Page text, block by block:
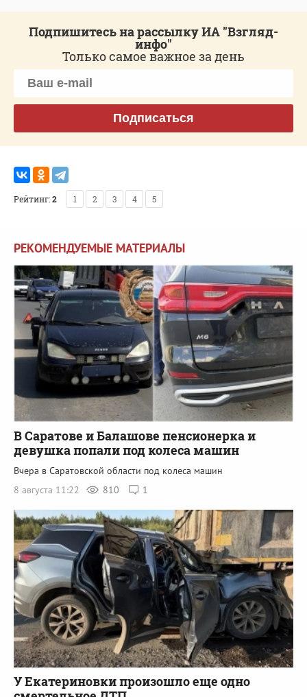
Подпишитесь на рассылку ИА "Взгляд-
инфо"
Только самое важное за день
Подписаться
Рейтинг:2 1 2 3 4 5
РЕКОМЕНДУЕМЫЕ МАТЕРИАЛЫ
В Саратове и Балашове пенсионерка и
девушка попали под колеса машин
Вчера в Саратовской области под колеса машин
8 августа 11:22
810 1
У Екатериновки произошло еще одно